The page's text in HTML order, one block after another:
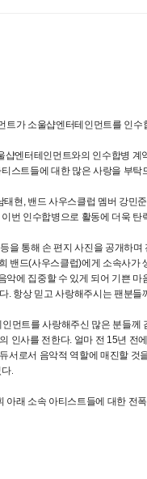
트가 소울샵엔터테인먼트를 인
샵엔터테인먼트와의 인수합병
스트들에 대한 많은 사랑을 부탁
현, 밴드 사우스클럽 멤버 강민
번 인수합병으로 활동에 더욱 탄
을 통해 손 편지 사진을 공개하
밴드(사우스클럽)에게 소속사
악에 집중할 수 있게 되어 기쁜
. 항상 믿고 사랑해주시는 팬분
먼트를 사랑해주신 많은 분들
인사를 전한다. 얼마 전 15년
서로서 음악적 역할에 매진할
.
아래 소속 아티스트들에 대한